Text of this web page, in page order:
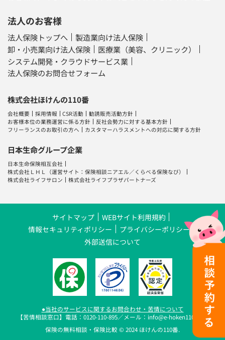
法人のお客様
法人保険トップへ
製造業向け法人保険
卸・小売業向け法人保険
医療業（美容、クリニック）
システム開発・クラウドサービス業
法人保険のお問合せフォーム
株式会社ほけんの110番
会社概要 採用情報 CSR活動
勧誘販売活動方針
お客様本位の業務運営に係る方針
反社会勢力に対する基本方針
フリーランスのお取引の方へ
カスタマーハラスメントへの対応に関する方針
日本生命グループ企業
日本生命保険相互会社
株式会社ＬＨＬ （運営サイト：保険相談ニアエル／ くらべる保険なび）
株式会社ライフサロン
株式会社ライフプラザパートナーズ
サイトマップ
WEBサイト利用規約
情報セキュリティポリシー
プライバシーポリシー
外部送信について
●当社のサービスに関するお問合わせ・苦情について
【苦情相談窓口】電話：0120-110-895／メール：info@e-hoken110.com
保険の無料相談・保険比較 © 2024 ほけんの110番.